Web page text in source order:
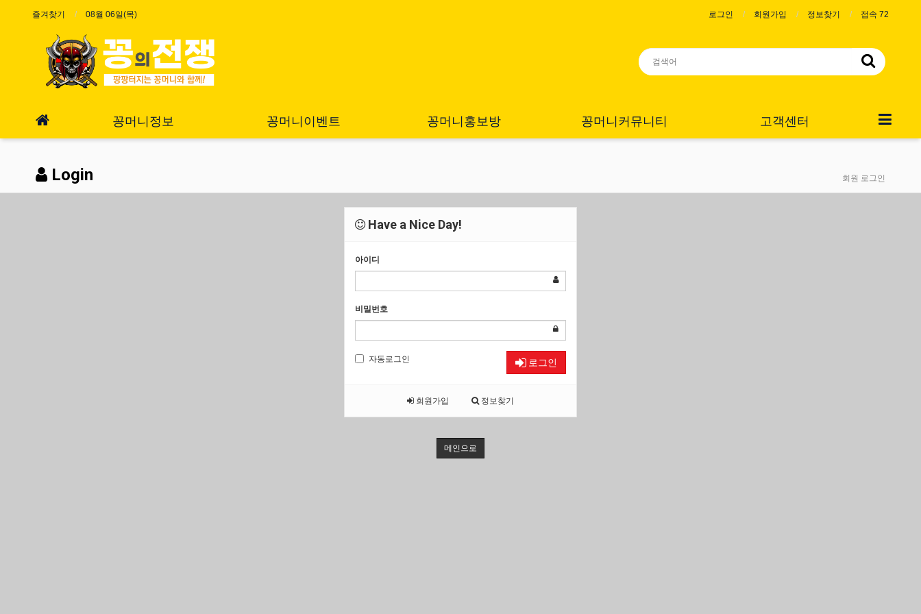
즐겨찾기 08월 06일(목) 로그인 회원가입 정보찾기 접속 72
꽁머니정보 꽁머니이벤트 꽁머니홍보방 꽁머니커뮤니티 고객센터
Login 회원 로그인
Have a Nice Day!
아이디
비밀번호
자동로그인 로그인
회원가입 정보찾기
메인으로